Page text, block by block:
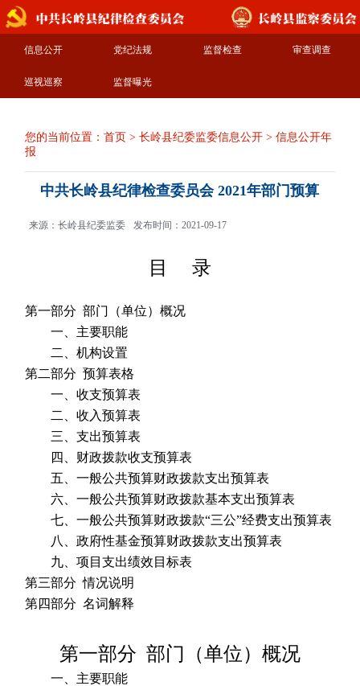
信息公开 党纪法规 监督检查 审查调查
巡视巡察 监督曝光
您的当前位置：首页 >长岭县纪委监委信息公开 >信息公开年
报
中共长岭县纪律检查委员会 2021年部门预算
来源：长岭县纪委监委 发布时间：2021-09-17
目 录
第一部分 部门（单位）概况
一、主要职能
二、机构设置
第二部分 预算表格
一、收支预算表
二、收入预算表
三、支出预算表
四、财政拨款收支预算表
五、一般公共预算财政拨款支出预算表
六、一般公共预算财政拨款基本支出预算表
七、一般公共预算财政拨款“三公”经费支出预算表
八、政府性基金预算财政拨款支出预算表
九、项目支出绩效目标表
第三部分 情况说明
第四部分 名词解释
第一部分 部门（单位）概况
一、主要职能